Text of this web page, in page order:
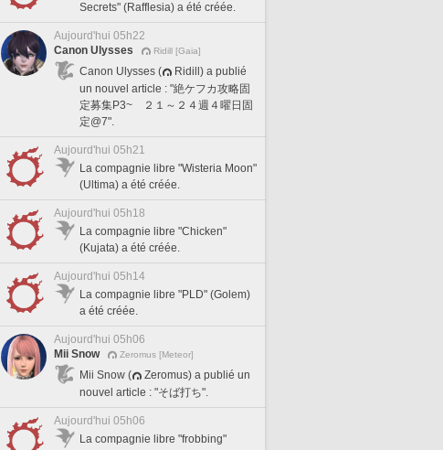
Secrets" (Rafflesia) a été créée.
Aujourd'hui 05h22
Canon Ulysses
Ridill [Gaia]
Canon Ulysses (
Ridill) a publié
un nouvel article : "絶ケフカ攻略固
定募集P3~ ２１～２４週４曜日固
定@7".
Aujourd'hui 05h21
La compagnie libre "Wisteria Moon"
(Ultima) a été créée.
Aujourd'hui 05h18
La compagnie libre "Chicken"
(Kujata) a été créée.
Aujourd'hui 05h14
La compagnie libre "PLD" (Golem)
a été créée.
Aujourd'hui 05h06
Mii Snow
Zeromus [Meteor]
Mii Snow (
Zeromus) a publié un
nouvel article : "そば打ち".
Aujourd'hui 05h06
La compagnie libre "frobbing"